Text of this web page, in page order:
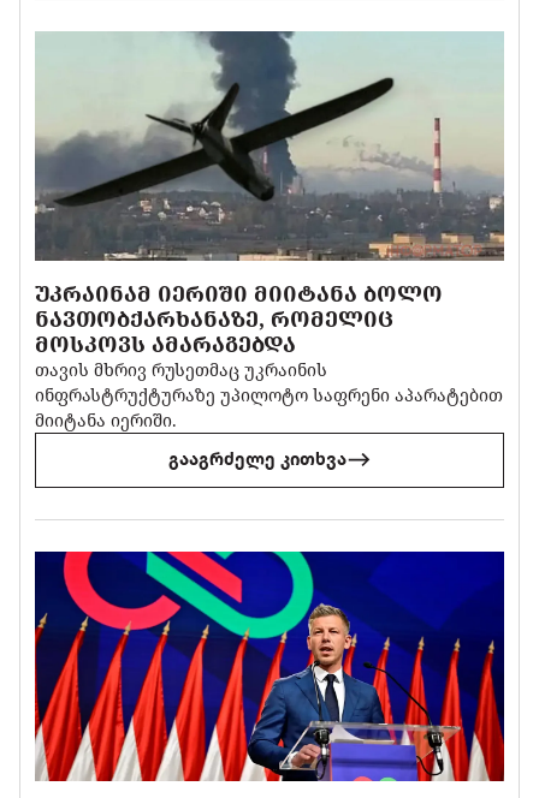
ᲣᲙᲠᲐᲘᲜᲐᲛ ᲘᲔᲠᲘᲨᲘ ᲛᲘᲘᲢᲐᲜᲐ ᲑᲝᲚᲝ
ᲜᲐᲕᲗᲝᲑᲥᲐᲠᲮᲐᲜᲐᲖᲔ, ᲠᲝᲛᲔᲚᲘᲪ
ᲛᲝᲡᲙᲝᲕᲡ ᲐᲛᲐᲠᲐᲒᲔᲑᲓᲐ
თავის მხრივ რუსეთმაც უკრაინის
ინფრასტრუქტურაზე უპილოტო საფრენი აპარატებით
მიიტანა იერიში.
გააგრძელე კითხვა